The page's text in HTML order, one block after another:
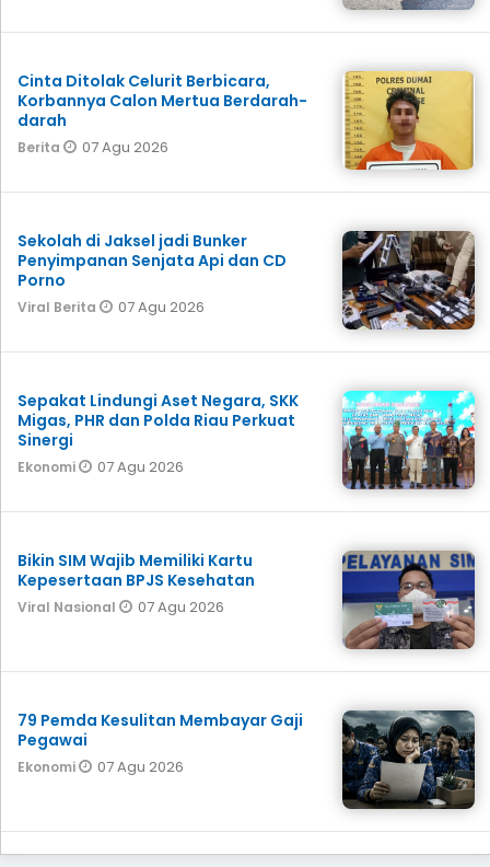
Cinta Ditolak Celurit Berbicara,
Korbannya Calon Mertua Berdarah-
darah
Berita 07 Agu 2026
Sekolah di Jaksel jadi Bunker
Penyimpanan Senjata Api dan CD
Porno
Viral Berita 07 Agu 2026
Sepakat Lindungi Aset Negara, SKK
Migas, PHR dan Polda Riau Perkuat
Sinergi
Ekonomi 07 Agu 2026
Bikin SIM Wajib Memiliki Kartu
Kepesertaan BPJS Kesehatan
Viral Nasional 07 Agu 2026
79 Pemda Kesulitan Membayar Gaji
Pegawai
Ekonomi 07 Agu 2026